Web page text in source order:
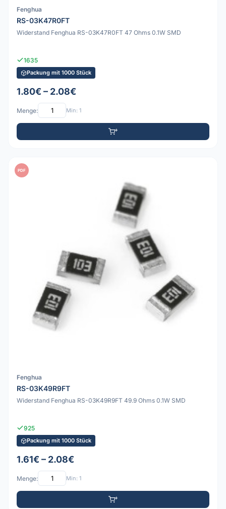
Fenghua
RS-03K47R0FT
Widerstand Fenghua RS-03K47R0FT 47 Ohms 0.1W SMD
1635
Packung mit 1000 Stück
1.80€ – 2.08€
Menge: Min: 1
PDF
Fenghua
RS-03K49R9FT
Widerstand Fenghua RS-03K49R9FT 49.9 Ohms 0.1W SMD
925
Packung mit 1000 Stück
1.61€ – 2.08€
Menge: Min: 1